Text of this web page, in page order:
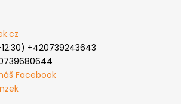
+420739243643
Facebook